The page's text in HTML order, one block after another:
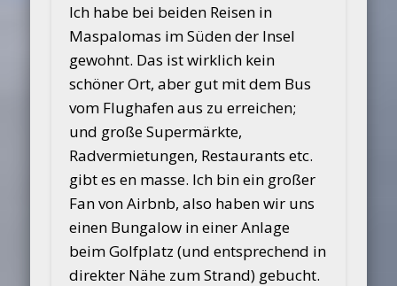
Ich habe bei beiden Reisen in
Maspalomas im Süden der Insel
gewohnt. Das ist wirklich kein
schöner Ort, aber gut mit dem Bus
vom Flughafen aus zu erreichen;
und große Supermärkte,
Radvermietungen, Restaurants etc.
gibt es en masse. Ich bin ein großer
Fan von Airbnb, also haben wir uns
einen Bungalow in einer Anlage
beim Golfplatz (und entsprechend in
direkter Nähe zum Strand) gebucht.